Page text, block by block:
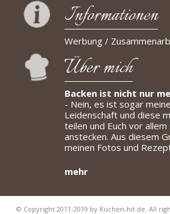
Informationen
Werbung /
Über mich
Backen ist nicht nur
- Nein, es ist sogar
Leidenschaft und diese
teilen und Euch vor
anstecken. Aus diesem
meinen Fotos und
mehr
© Copyright 2011-2019 by Kuchen-hit.de. All